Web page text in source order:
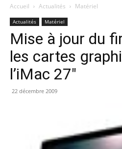
Accueil Actualités Matériel
Actualités Matériel
Mise à jour du
les cartes
l’iMac 27″
22 décembre 2009